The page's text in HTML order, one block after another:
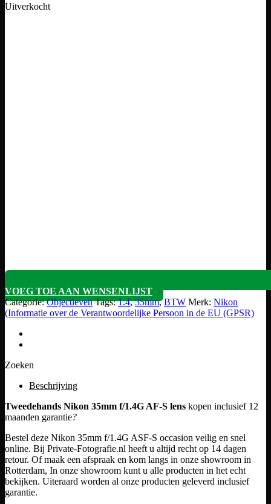
Uitverkocht
VOEG TOE AAN WENSENLIJST
Categorie:Objectieven Tags:1.4,35mm,BTW Merk: Nikon
(Informatie over de Verantwoordelijke Persoon in de EU (GPSR)
Zoeken
Beschrijving
Tweedehands Nikon 35mm f/1.4G AF-S lens kopen inclusief 12
maanden garantie?
Bestel deze Nikon 35mm f/1.4G ASF-S occasion veilig en snel
online. Bij Private-Fotografie.nl heeft u altijd recht op 14 dagen
retour. Of maak een afspraak en kom langs in onze showroom in
Rotterdam, In onze showroom kunt u alle producten in het echt
bekijken. Uiteraard worden al onze producten geleverd inclusief
garantie.